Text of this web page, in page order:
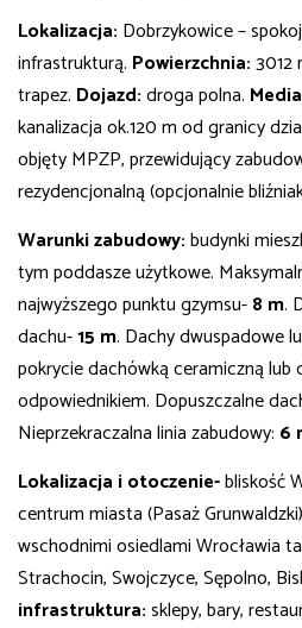
Lokalizacja: Dobrzykowice –
infrastrukturą. Powierzchnia:3012
trapez. Dojazd:droga polna.
kanalizacja ok.120 m od granicy
objęty MPZP, przewidujący
rezydencjonalną (opcjonalnie
Warunki zabudowy:budynki
tym poddasze użytkowe.
najwyższego punktu gzymsu-8 m.
dachu-15 m. Dachy dwuspadowe
pokrycie dachówką ceramiczną lub
odpowiednikiem. Dopuszczalne
Nieprzekraczalna linia zabudowy: 6
Lokalizacja i otoczenie-bliskość
centrum miasta (Pasaż
wschodnimi osiedlami Wrocławia
Strachocin, Swojczyce, Sępolno,
infrastruktura:sklepy, bary,